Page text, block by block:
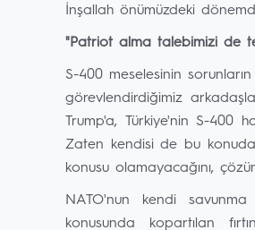
İnşallah önümüzdeki
"Patriot alma talebimizi de
S-400 meselesinin
görevlendirdiğimiz
Trump'a, Türkiye'nin S-400
Zaten kendisi de bu
konusu olamayacağını,
NATO'nun kendi
konusunda kopartılan